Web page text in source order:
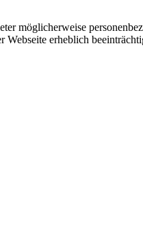
möglicherweise
erheblich